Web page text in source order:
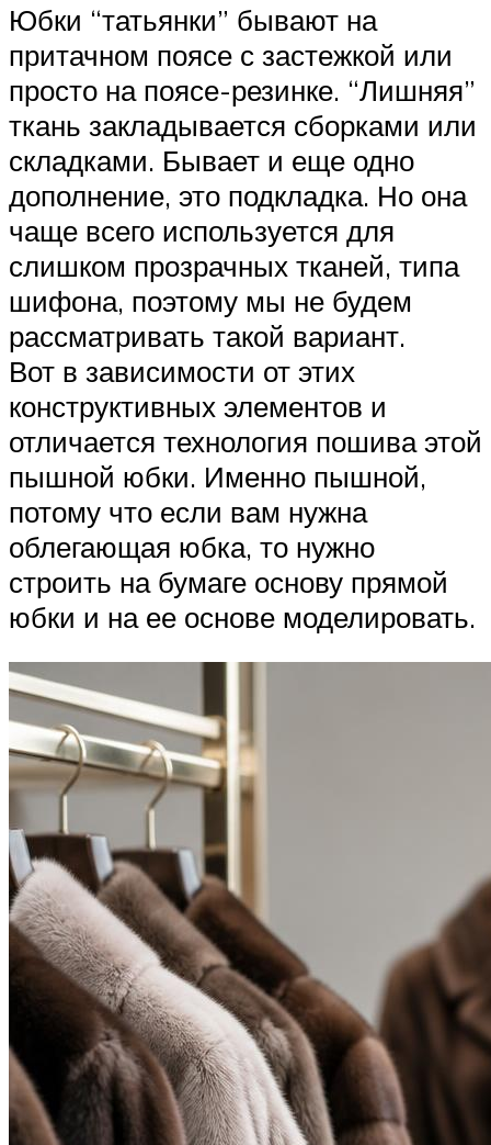
Юбки “татьянки” бывают на
притачном поясе с застежкой или
просто на поясе-резинке. “Лишняя”
ткань закладывается сборками или
складками. Бывает и еще одно
дополнение, это подкладка. Но она
чаще всего используется для
слишком прозрачных тканей, типа
шифона, поэтому мы не будем
рассматривать такой вариант.
Вот в зависимости от этих
конструктивных элементов и
отличается технология пошива этой
пышной юбки. Именно пышной,
потому что если вам нужна
облегающая юбка, то нужно
строить на бумаге основу прямой
юбки и на ее основе моделировать.